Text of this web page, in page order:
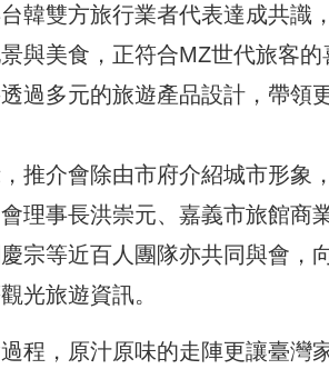
韓雙方旅行業者代表達成共識
與美食，正符合MZ世代旅客
過多元的旅遊產品設計，帶領
推介會除由市府介紹城市形象
理事長洪崇元、嘉義市旅館商
宗等近百人團隊亦共同與會，
光旅遊資訊。
程，原汁原味的走陣更讓臺灣